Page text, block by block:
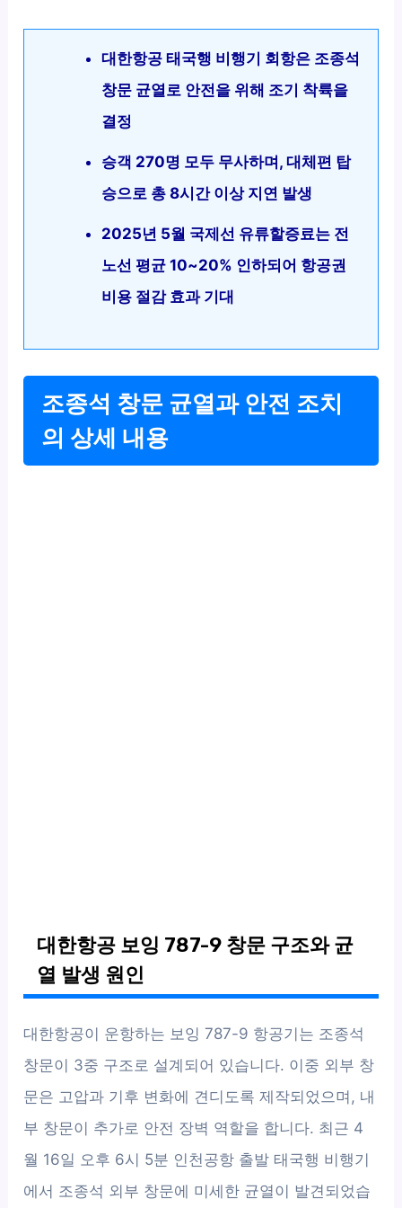
대한항공 태국행 비행기 회항은 조종석
창문 균열로 안전을 위해 조기 착륙을
결정
승객 270명 모두 무사하며, 대체편 탑
승으로 총 8시간 이상 지연 발생
2025년 5월 국제선 유류할증료는 전
노선 평균 10~20% 인하되어 항공권
비용 절감 효과 기대
조종석 창문 균열과 안전 조치
의 상세 내용
대한항공 보잉 787-9 창문 구조와 균
열 발생 원인
대한항공이 운항하는 보잉 787-9 항공기는 조종석
창문이 3중 구조로 설계되어 있습니다. 이중 외부 창
문은 고압과 기후 변화에 견디도록 제작되었으며, 내
부 창문이 추가로 안전 장벽 역할을 합니다. 최근 4
월 16일 오후 6시 5분 인천공항 출발 태국행 비행기
에서 조종석 외부 창문에 미세한 균열이 발견되었습